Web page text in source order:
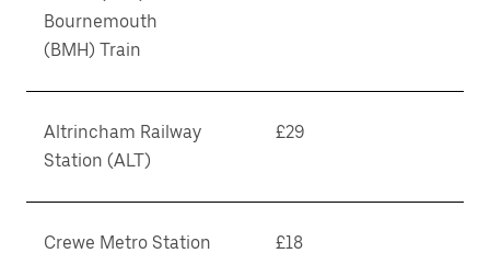
Bournemouth
(BMH) Train
Altrincham Railway
Station (ALT)
£29
Crewe Metro Station £18